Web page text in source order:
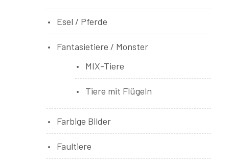
Esel / Pferde
Fantasietiere / Monster
MIX-Tiere
Tiere mit Flügeln
Farbige Bilder
Faultiere